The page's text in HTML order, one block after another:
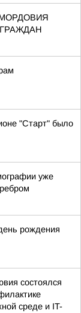
"Старт" было
уже
рождения
состоялся
среде и IT-